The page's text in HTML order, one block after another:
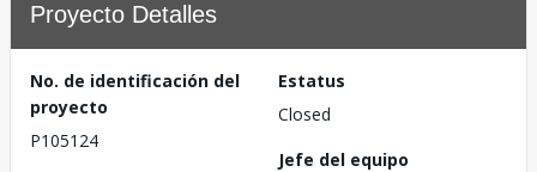
Proyecto Detalles
No. de identificación del
proyecto
P105124
Estatus
Closed
Jefe del equipo